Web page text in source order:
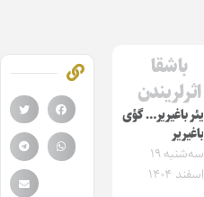
باشقا
اثرلریندن
یئر باغیریر… گؤی
باغیریر
سه‌شنبه ۱۹
اسفند ۱۴۰۴